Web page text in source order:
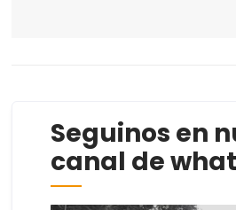
Seguinos en
canal de